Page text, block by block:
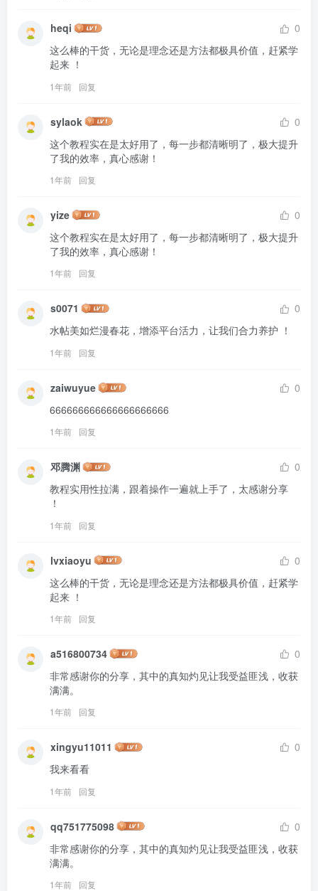
heqi
0
这么棒的干货，无论是理念还是方法都极具价值，赶紧学
起来 ！
1年前 回复
sylaok
0
这个教程实在是太好用了，每一步都清晰明了，极大提升
了我的效率，真心感谢！
1年前 回复
yize
0
这个教程实在是太好用了，每一步都清晰明了，极大提升
了我的效率，真心感谢！
1年前 回复
s0071
0
水帖美如烂漫春花，增添平台活力，让我们合力养护 ！
1年前 回复
zaiwuyue
0
666666666666666666666
1年前 回复
邓腾渊
0
教程实用性拉满，跟着操作一遍就上手了，太感谢分享
！
1年前 回复
lvxiaoyu
0
这么棒的干货，无论是理念还是方法都极具价值，赶紧学
起来 ！
1年前 回复
a516800734
0
非常感谢你的分享，其中的真知灼见让我受益匪浅，收获
满满。
1年前 回复
xingyu11011
0
我来看看
1年前 回复
qq751775098
0
非常感谢你的分享，其中的真知灼见让我受益匪浅，收获
满满。
1年前 回复